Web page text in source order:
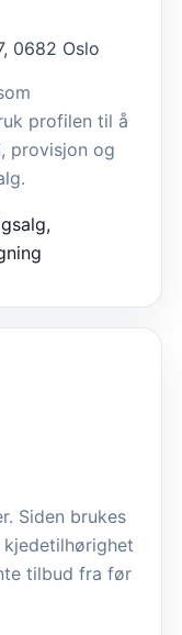
0682 Oslo
profilen til å
provisjon og
Siden brukes
tilbud fra før